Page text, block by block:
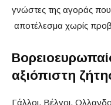
γνώστες της αγοράς
αποτέλεσμα χωρίς
αξιόπιστη
Γάλλοι, Βέλγοι,